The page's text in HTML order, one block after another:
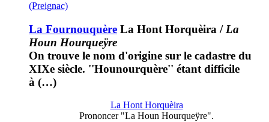
(Preignac)
La Fournouquère La Hont Horquèira / La
Houn Hourqueÿre
On trouve le nom d'origine sur le cadastre du
XIXe siècle. ''Hounourquère'' étant difficile
à (…)
La Hont Horquèira
Prononcer "La Houn Hourqueÿre".